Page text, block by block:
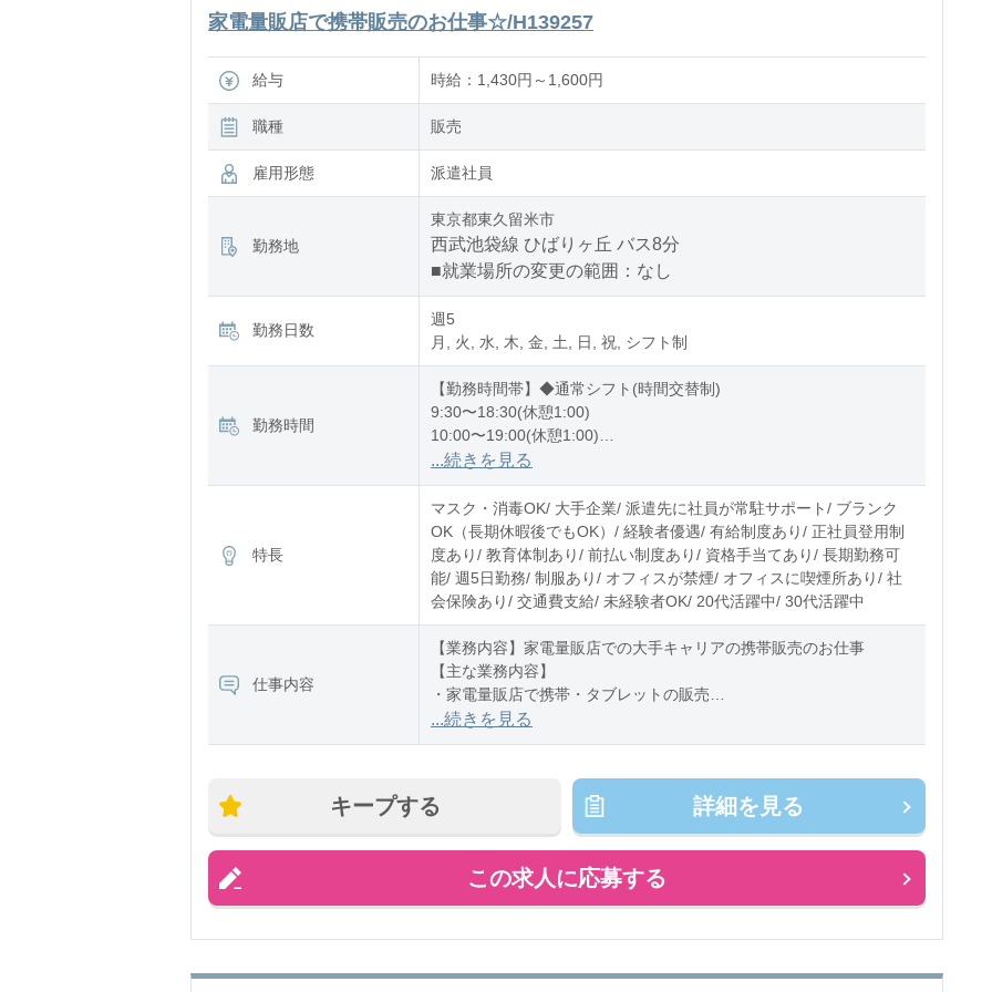
家電量販店で携帯販売のお仕事☆/H139257
給与 時給：1,430円～1,600円
職種 販売
雇用形態 派遣社員
勤務地
東京都東久留米市
西武池袋線 ひばりヶ丘 バス8分
■就業場所の変更の範囲：なし
勤務日数
週5
月, 火, 水, 木, 金, 土, 日, 祝, シフト制
勤務時間
【勤務時間帯】◆通常シフト(時間交替制)
9:30〜18:30(休憩1:00)
10:00〜19:00(休憩1:00)
11:00〜20:00(休憩1:00)
※残業：5〜20時間程度/月
...続きを見る
特長
マスク・消毒OK/ 大手企業/ 派遣先に社員が常駐サポート/ ブランク
OK（長期休暇後でもOK）/ 経験者優遇/ 有給制度あり/ 正社員登用制
度あり/ 教育体制あり/ 前払い制度あり/ 資格手当てあり/ 長期勤務可
能/ 週5日勤務/ 制服あり/ オフィスが禁煙/ オフィスに喫煙所あり/ 社
会保険あり/ 交通費支給/ 未経験者OK/ 20代活躍中/ 30代活躍中
仕事内容
【業務内容】家電量販店での大手キャリアの携帯販売のお仕事
【主な業務内容】
・家電量販店で携帯・タブレットの販売
・商品や料金プランの説明
・在
...続きを見る
キープする 詳細を見る
この求人に応募する